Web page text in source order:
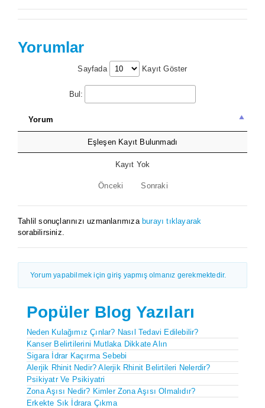
Yorumlar
Sayfada Kayıt Göster
Bul:
Yorum
Eşleşen Kayıt Bulunmadı
Kayıt Yok
Önceki Sonraki
Tahlil sonuçlarınızı uzmanlarımıza burayı tıklayarak
sorabilirsiniz.
Yorum yapabilmek için giriş yapmış olmanız gerekmektedir.
Popüler Blog Yazıları
Neden Kulağımız Çınlar? Nasıl Tedavi Edilebilir?
Kanser Belirtilerini Mutlaka Dikkate Alın
Sigara İdrar Kaçırma Sebebi
Alerjik Rhinit Nedir? Alerjik Rhinit Belirtileri Nelerdir?
Psikiyatr Ve Psikiyatri
Zona Aşısı Nedir? Kimler Zona Aşısı Olmalıdır?
Erkekte Sık İdrara Çıkma